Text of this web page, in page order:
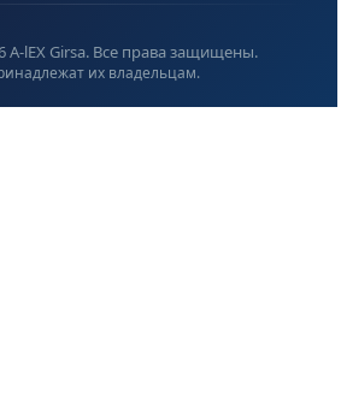
A-lEX Girsa. Все права защищены.
их владельцам.